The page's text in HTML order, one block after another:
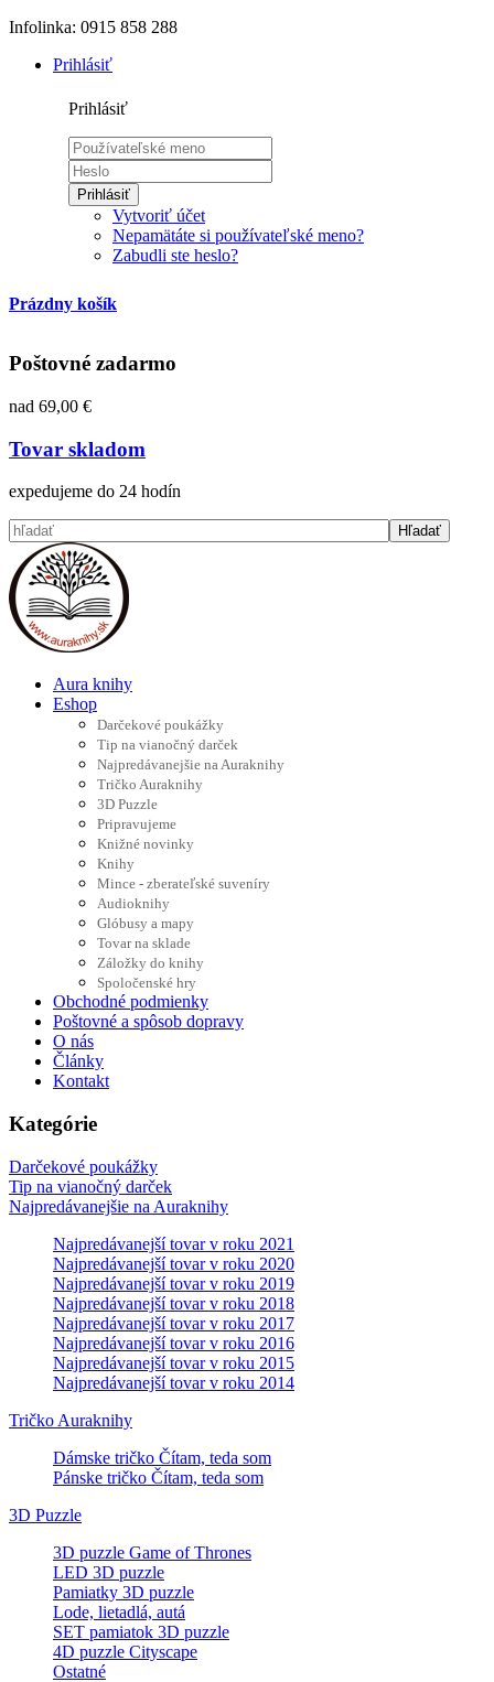
Infolinka: 0915 858 288
Prihlásiť
Prihlásiť
Prihlásiť
Vytvoriť účet
Nepamätáte si používateľské meno?
Zabudli ste heslo?
Prázdny košík
Poštovné zadarmo
nad 69,00 €
Tovar skladom
expedujeme do 24 hodín
Aura knihy
Eshop
Darčekové poukážky
Tip na vianočný darček
Najpredávanejšie na Auraknihy
Tričko Auraknihy
3D Puzzle
Pripravujeme
Knižné novinky
Knihy
Mince - zberateľské suveníry
Audioknihy
Glóbusy a mapy
Tovar na sklade
Záložky do knihy
Spoločenské hry
Obchodné podmienky
Poštovné a spôsob dopravy
O nás
Články
Kontakt
Kategórie
Darčekové poukážky
Tip na vianočný darček
Najpredávanejšie na Auraknihy
Najpredávanejší tovar v roku 2021
Najpredávanejší tovar v roku 2020
Najpredávanejší tovar v roku 2019
Najpredávanejší tovar v roku 2018
Najpredávanejší tovar v roku 2017
Najpredávanejší tovar v roku 2016
Najpredávanejší tovar v roku 2015
Najpredávanejší tovar v roku 2014
Tričko Auraknihy
Dámske tričko Čítam, teda som
Pánske tričko Čítam, teda som
3D Puzzle
3D puzzle Game of Thrones
LED 3D puzzle
Pamiatky 3D puzzle
Lode, lietadlá, autá
SET pamiatok 3D puzzle
4D puzzle Cityscape
Ostatné